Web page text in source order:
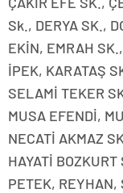
Sk., DERYA SK.,
EKİN, EMRAH
İPEK, KARATAŞ
SELAMİ TEKER
MUSA EFENDİ,
NECATİ AKMAZ
HAYATİ
PETEK, REYHAN,